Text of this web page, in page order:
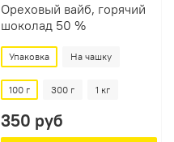
Ореховый вайб, горячий
шоколад 50 %
Упаковка На чашку
100 г 300 г 1 кг
350 руб